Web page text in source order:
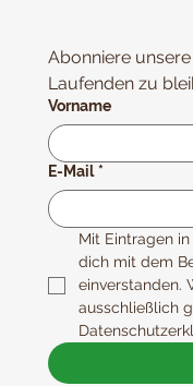
Abonniere
Laufenden zu
Vorname
E-Mail *
Mit Eintragen
dich mit dem
einverstanden.
ausschließlich